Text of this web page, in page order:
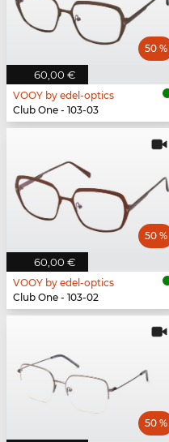
60,00 €
50 %
VOOY by edel-optics
Club One - 103-03
60,00 €
50 %
VOOY by edel-optics
Club One - 103-02
50 %